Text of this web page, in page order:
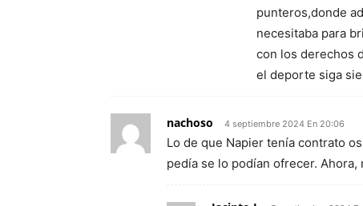
punteros,donde
necesitaba para
con los derechos
el deporte siga
nachoso 4 septiembre 2024 En 20:06
Lo de que Napier tenía contrato
pedía se lo podían ofrecer.